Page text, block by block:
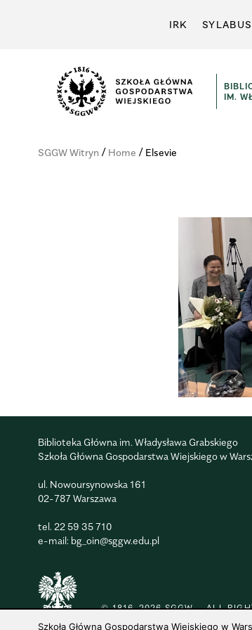
IRK
Gospodarstwa
IM.
SGGW Witryn/ Home / Elsevie
Biblioteka Główna im. Władysława Grabskiego
Szkoła Główna Gospodarstwa Wiejskiego w
ul. Nowoursynowska 161
02-787 Warszawa
tel. 22 59 35 710
e-mail: bg_oin@sggw.edu.pl
© 1816–2026 SGGW — ALL
Szkoła Główna Gospodarstwa Wiejskiego w